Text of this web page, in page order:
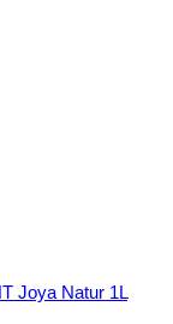
Joya Natur 1L